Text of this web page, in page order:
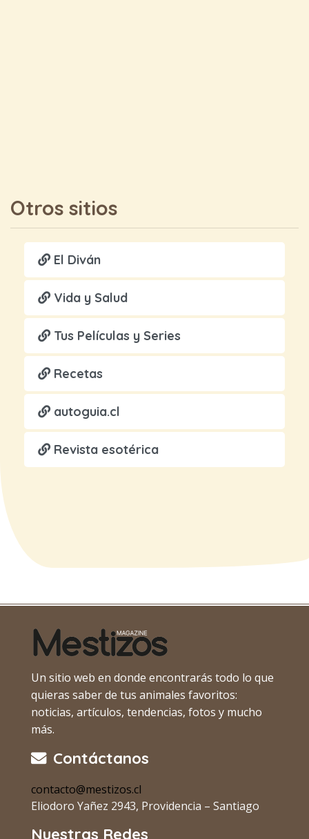
Otros sitios
El Diván
Vida y Salud
Tus Películas y Series
Recetas
autoguia.cl
Revista esotérica
Un sitio web en donde encontrarás todo lo que
quieras saber de tus animales favoritos:
noticias, artículos, tendencias, fotos y mucho
más.
Contáctanos
contacto@mestizos.cl
Eliodoro Yañez 2943, Providencia – Santiago
Nuestras Redes